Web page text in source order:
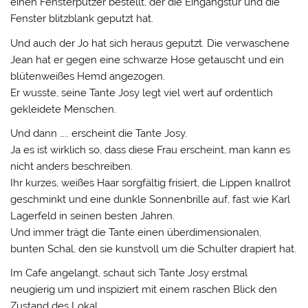
Fenster blitzblank geputzt hat.
Und auch der Jo hat sich heraus geputzt. Die verwaschene
Jean hat er gegen eine schwarze Hose getauscht und ein
blütenweißes Hemd angezogen.
Er wusste, seine Tante Josy legt viel wert auf ordentlich
gekleidete Menschen.
Und dann ….. erscheint die Tante Josy.
Ja es ist wirklich so, dass diese Frau erscheint, man kann es
nicht anders beschreiben.
Ihr kurzes, weißes Haar sorgfältig frisiert, die Lippen knallrot
geschminkt und eine dunkle Sonnenbrille auf, fast wie Karl
Lagerfeld in seinen besten Jahren.
Und immer trägt die Tante einen überdimensionalen,
bunten Schal, den sie kunstvoll um die Schulter drapiert hat.
Im Cafe angelangt, schaut sich Tante Josy erstmal
neugierig um und inspiziert mit einem raschen Blick den